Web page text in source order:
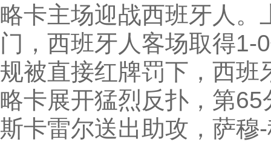
略卡主场迎战西班牙人
门，西班牙人客场取得1-
规被直接红牌罚下，西班
略卡展开猛烈反扑，第
斯卡雷尔送出助攻，萨穆